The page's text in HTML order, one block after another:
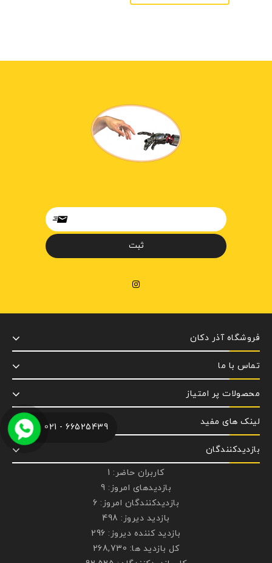
فروشگاه آذر دکان
تماس با ما
محصولات پر امتیاز
لینک های مفید
بازدیدکنندگان
کاربران حاضر: 1
بازدیدهای امروز: 9
بازدیدکنندگان امروز: 6
بازدید دیروز: 498
بازدید کننده دیروز: 296
کل بازدید ها: 268,730
66525439 - 021